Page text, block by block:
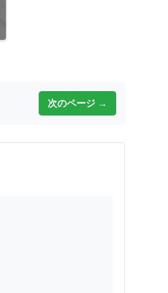
次のページ →